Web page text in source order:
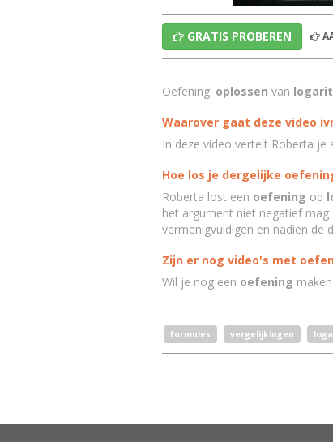
GRATIS PROBEREN
Oefening: oplossen van
Waarover gaat deze video
In deze video vertelt Roberta je
Hoe los je dergelijke
Roberta lost een oefening op
het argument niet negatief
vermenigvuldigen en nadien de
Zijn er nog video's met
Wil je nog een oefening
formules vergelijkingen